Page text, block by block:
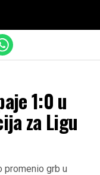
1:0 u
za Ligu
promenio grb u